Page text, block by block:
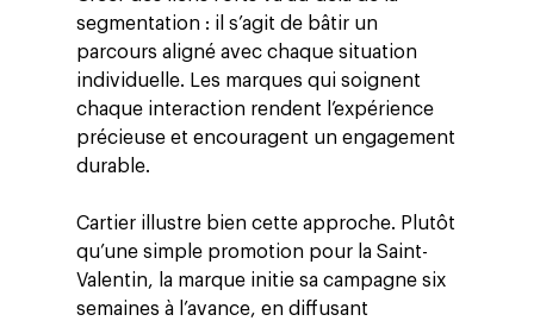
segmentation : il s’agit de bâtir un
parcours aligné avec chaque situation
individuelle. Les marques qui soignent
chaque interaction rendent l’expérience
précieuse et encouragent un engagement
durable.
Cartier illustre bien cette approche. Plutôt
qu’une simple promotion pour la Saint-
Valentin, la marque initie sa campagne six
semaines à l’avance, en diffusant